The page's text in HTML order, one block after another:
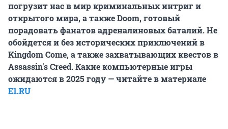
погрузит нас в мир криминальных интриг и
открытого мира, а также Doom, готовый
порадовать фанатов адреналиновых баталий. Не
обойдется и без исторических приключений в
Kingdom Come, а также захватывающих квестов в
Assassin's Creed. Какие компьютерные игры
ожидаются в 2025 году — читайте в материале
E1.RU